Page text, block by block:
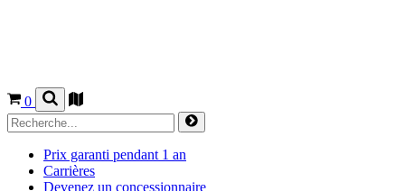
0
Prix garanti pendant 1 an
Carrières
Devenez un concessionnaire